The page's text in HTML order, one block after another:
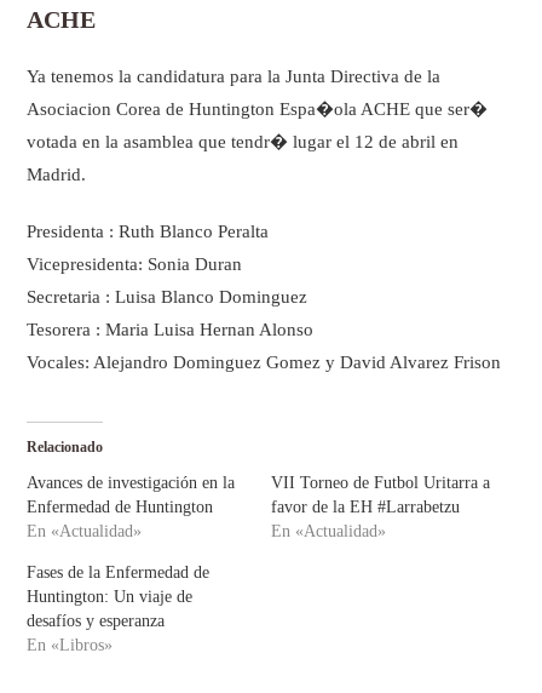
ACHE
Ya tenemos la candidatura para la Junta Directiva de la
Asociacion Corea de Huntington Espa�ola ACHE que ser�
votada en la asamblea que tendr� lugar el 12 de abril en
Madrid.
Presidenta : Ruth Blanco Peralta
Vicepresidenta: Sonia Duran
Secretaria : Luisa Blanco Dominguez
Tesorera : Maria Luisa Hernan Alonso
Vocales: Alejandro Dominguez Gomez y David Alvarez Frison
Relacionado
Avances de investigación en la
Enfermedad de Huntington
En «Actualidad»
VII Torneo de Futbol Uritarra a
favor de la EH #Larrabetzu
En «Actualidad»
Fases de la Enfermedad de
Huntington: Un viaje de
desafíos y esperanza
En «Libros»